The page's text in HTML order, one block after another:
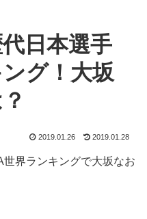
日本選手
グ！大坂
2019.01.26 2019.01.28
界ランキングで大坂なお